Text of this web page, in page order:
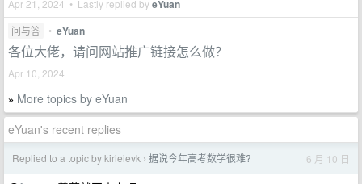
Apr 21, 2024 • Lastly replied byeYuan
问与答 • eYuan
各位大佬，请问网站推广链接怎么做？
Apr 10, 2024
» More topics by eYuan
eYuan's recent replies
Replied to a topic by kirieievk › 据说今年高考数学很难? 6 月 10 日